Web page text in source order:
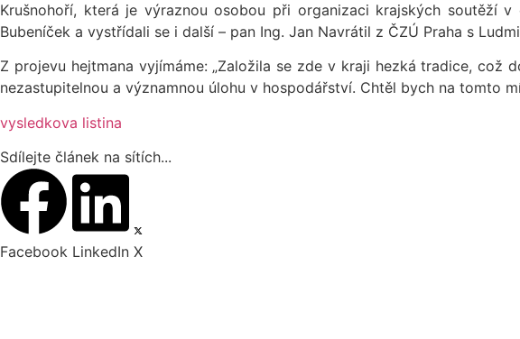
Krušnohoří, která je výraznou osobou při organizaci krajských soutěží
Bubeníček a vystřídali se i další – pan Ing. Jan Navrátil z ČZÚ Praha s
Z projevu hejtmana vyjímáme: „Založila se zde v kraji hezká tradice,
nezastupitelnou a významnou úlohu v hospodářství. Chtěl bych na tomto
vysledkova listina
Sdílejte článek na sítích...
Facebook LinkedIn X